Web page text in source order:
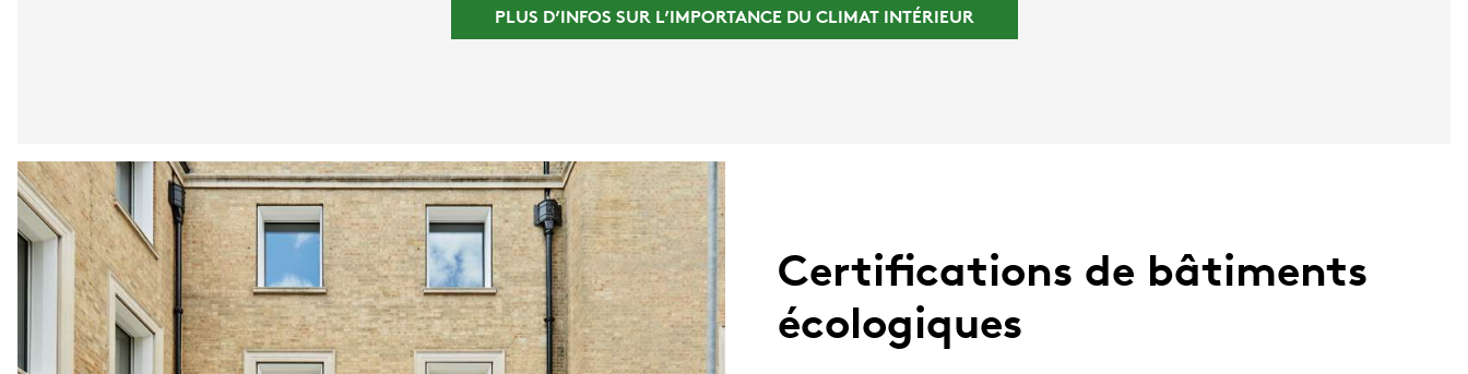
PLUS D’INFOS SUR L’IMPORTANCE DU CLIMAT INTÉRIEUR
Certifications de bâtiments
écologiques